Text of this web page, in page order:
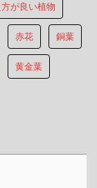
が良い植物
赤花 銅葉
黄金葉